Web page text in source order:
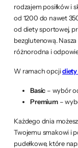
rodzajem posiłków i
od 1200 do nawet
od diety sportowej,
bezglutenową. Nasza
różnorodna i
W ramach opcji
Basic – wybór
Premium–
Każdego dnia
Twojemu smakowi i
pudełkowe, które